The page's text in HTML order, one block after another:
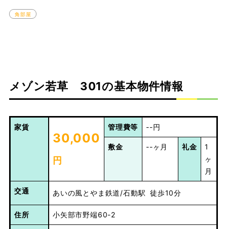
角部屋
メゾン若草 301の基本物件情報
家賃
30,000
円
管理費等 --円
敷金 --ヶ月 礼金
1
ヶ
月
交通 あいの風とやま鉄道/石動駅	徒歩10分
住所 小矢部市野端60-2